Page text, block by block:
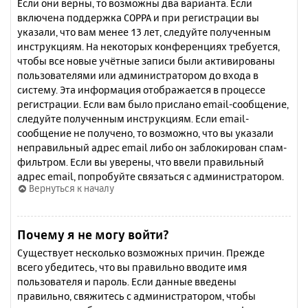
Если они верны, то возможны два варианта. Если
включена поддержка COPPA и при регистрации вы
указали, что вам менее 13 лет, следуйте полученным
инструкциям. На некоторых конференциях требуется,
чтобы все новые учётные записи были активированы
пользователями или администратором до входа в
систему. Эта информация отображается в процессе
регистрации. Если вам было прислано email-сообщение,
следуйте полученным инструкциям. Если email-
сообщение не получено, то возможно, что вы указали
неправильный адрес email либо он заблокирован спам-
фильтром. Если вы уверены, что ввели правильный
адрес email, попробуйте связаться с администратором.
Вернуться к началу
Почему я не могу войти?
Существует несколько возможных причин. Прежде
всего убедитесь, что вы правильно вводите имя
пользователя и пароль. Если данные введены
правильно, свяжитесь с администратором, чтобы